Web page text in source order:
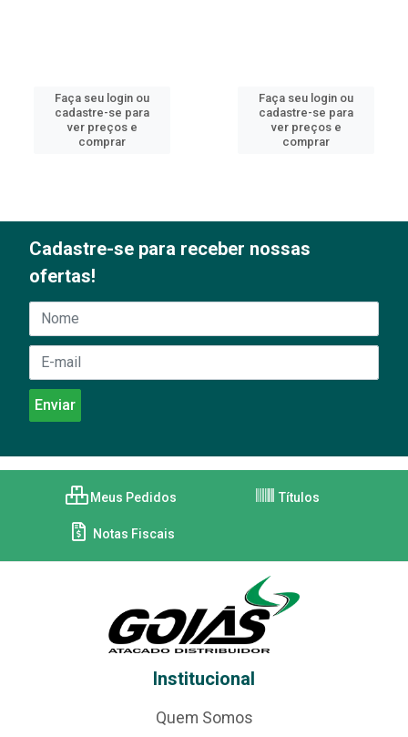
Faça seu login ou
cadastre-se para
ver preços e
comprar
Faça seu login ou
cadastre-se para
ver preços e
comprar
Cadastre-se para receber nossas
ofertas!
Meus Pedidos Títulos
Notas Fiscais
Institucional
Quem Somos